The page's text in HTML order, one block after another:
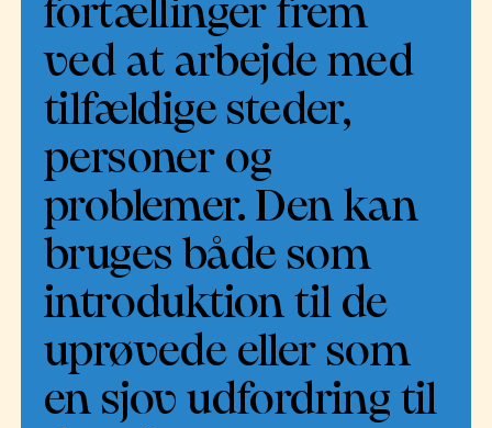
fortællinger frem
ved at arbejde med
tilfældige steder,
personer og
problemer. Den kan
bruges både som
introduktion til de
uprøvede eller som
en sjov udfordring til